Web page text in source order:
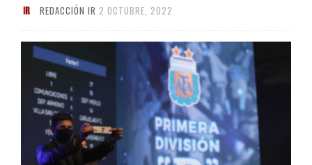
REDACCIÓN IR 2 OCTUBRE, 2022